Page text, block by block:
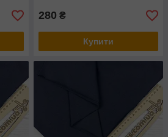
280 ₴
Купити